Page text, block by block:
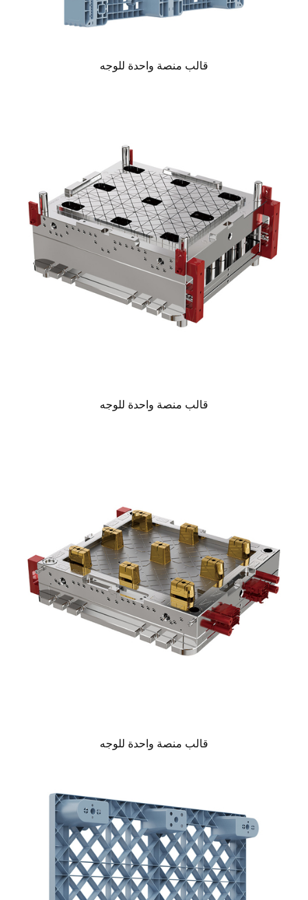
قالب منصة واحدة للوجه
قالب منصة واحدة للوجه
قالب منصة واحدة للوجه